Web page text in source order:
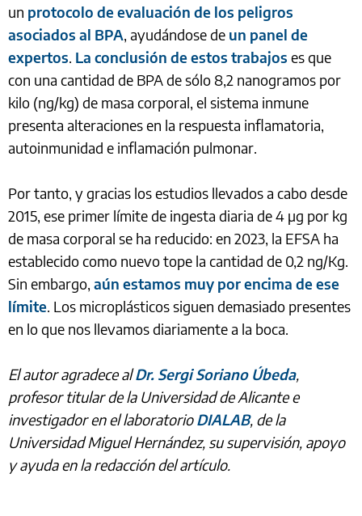
un protocolo de evaluación de los peligros
asociados al BPA, ayudándose de un panel de
expertos. La conclusión de estos trabajos es que
con una cantidad de BPA de sólo 8,2 nanogramos por
kilo (ng/kg) de masa corporal, el sistema inmune
presenta alteraciones en la respuesta inflamatoria,
autoinmunidad e inflamación pulmonar.
Por tanto, y gracias los estudios llevados a cabo desde
2015, ese primer límite de ingesta diaria de 4 µg por kg
de masa corporal se ha reducido: en 2023, la EFSA ha
establecido como nuevo tope la cantidad de 0,2 ng/Kg.
Sin embargo, aún estamos muy por encima de ese
límite. Los microplásticos siguen demasiado presentes
en lo que nos llevamos diariamente a la boca.
El autor agradece alDr. Sergi Soriano Úbeda,
profesor titular de la Universidad de Alicante e
investigador en el laboratorioDIALAB, de la
Universidad Miguel Hernández, su supervisión, apoyo
y ayuda en la redacción del artículo.